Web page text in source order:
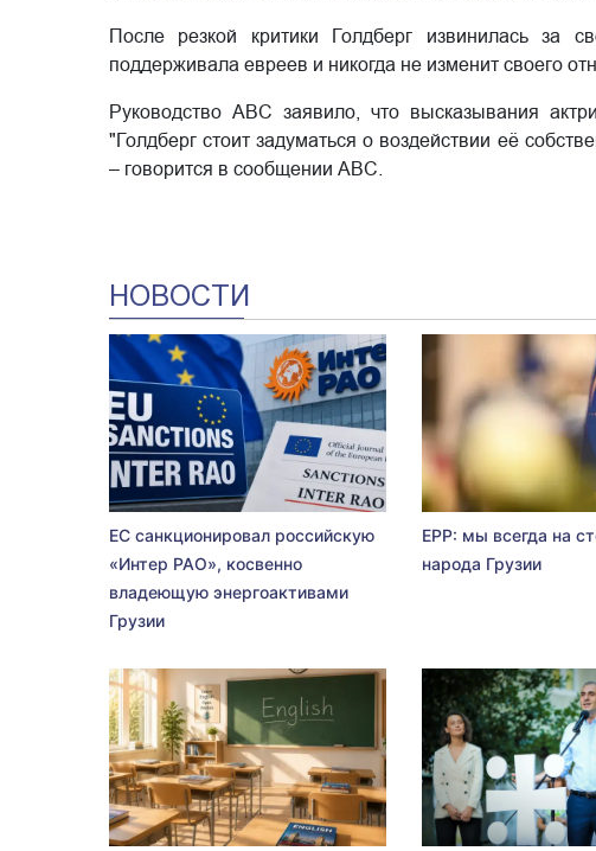
После резкой критики Голдберг извинилась за
поддерживала евреев и никогда не изменит своего
Руководство ABC заявило, что высказывания
"Голдберг стоит задуматься о воздействии её
– говорится в сообщении ABC.
НОВОСТИ
ЕС санкционировал российскую
«Интер РАО», косвенно
владеющую энергоактивами
Грузии
EPP: мы всегда на
народа Грузии